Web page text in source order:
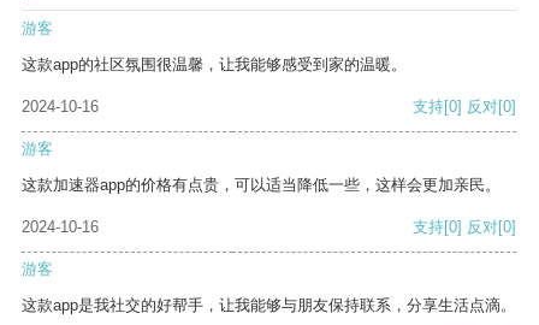
游客
这款app的社区氛围很温馨，让我能够感受到家的温暖。
2024-10-16 支持[0] 反对[0]
游客
这款加速器app的价格有点贵，可以适当降低一些，这样会更加亲民。
2024-10-16 支持[0] 反对[0]
游客
这款app是我社交的好帮手，让我能够与朋友保持联系，分享生活点滴。